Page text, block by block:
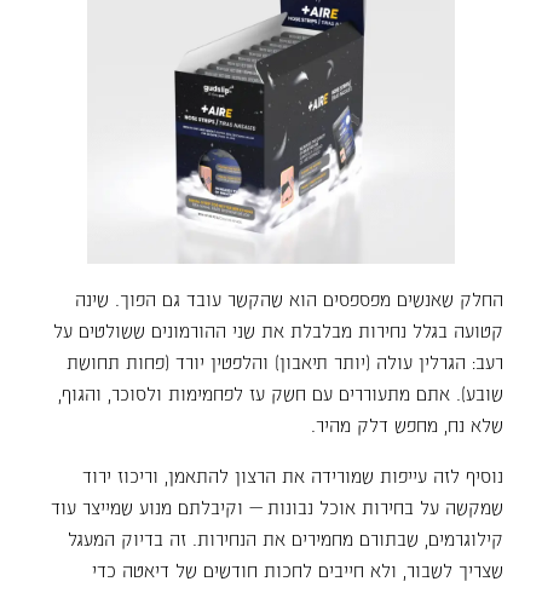
החלק שאנשים מפספסים הוא שהקשר עובד גם הפוך. שינה
קטועה בגלל נחירות מבלבלת את שני ההורמונים ששולטים על
רעב: הגרלין עולה (יותר תיאבון) והלפטין יורד (פחות תחושת
שובע). אתם מתעוררים עם חשק עז לפחמימות ולסוכר, והגוף,
שלא נח, מחפש דלק מהיר.
נוסיף לזה עייפות שמורידה את הרצון להתאמן, וריכוז ירוד
שמקשה על בחירות אוכל נבונות — וקיבלתם מנוע שמייצר עוד
קילוגרמים, שבתורם מחמירים את הנחירות. זה בדיוק המעגל
שצריך לשבור, ולא חייבים לחכות חודשים של דיאטה כדי